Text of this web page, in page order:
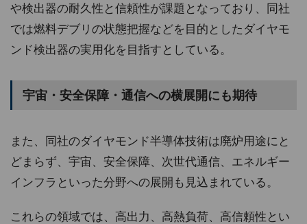
や検出器の耐久性と信頼性が課題となっており、同社
では燃料デブリの状態把握などを目的としたダイヤモ
ンド検出器の実用化を目指すとしている。
宇宙・安全保障・通信への横展開にも期待
また、同社のダイヤモンド半導体技術は廃炉用途にと
どまらず、宇宙、安全保障、次世代通信、エネルギー
インフラといった分野への展開も見込まれている。
これらの領域では、高出力、高熱負荷、高信頼性とい